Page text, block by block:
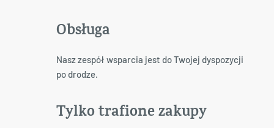
Obsługa
Nasz zespół wsparcia jest do Twojej dyspozycji
po drodze.
Tylko trafione zakupy